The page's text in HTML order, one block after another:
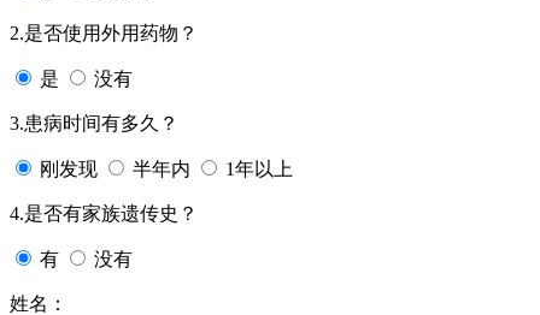
2.是否使用外用药物？
是 没有
3.患病时间有多久？
刚发现 半年内 1年以上
4.是否有家族遗传史？
有 没有
姓名：